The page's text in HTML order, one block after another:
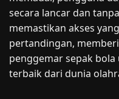
secara lancar dan
memastikan akses
pertandingan,
penggemar sepak
terbaik dari dunia